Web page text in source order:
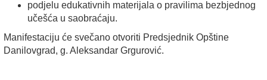
podjelu edukativnih materijala o pravilima bezbjednog
učešća u saobraćaju.
Manifestaciju će svečano otvoriti Predsjednik Opštine
Danilovgrad, g. Aleksandar Grgurović.